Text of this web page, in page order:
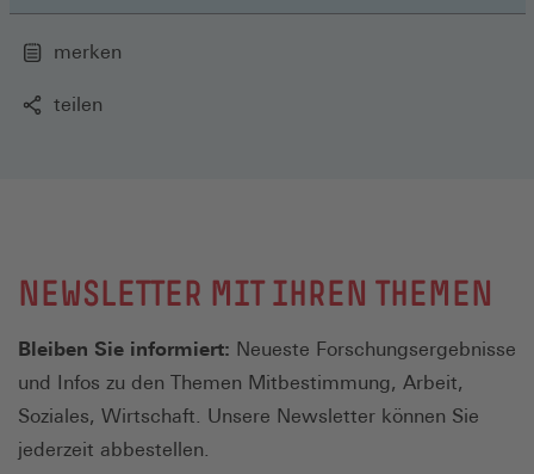
merken
teilen
NEWSLETTER MIT IHREN THEMEN
Bleiben Sie informiert: Neueste Forschungsergebnisse
und Infos zu den Themen Mitbestimmung, Arbeit,
Soziales, Wirtschaft. Unsere Newsletter können Sie
jederzeit abbestellen.